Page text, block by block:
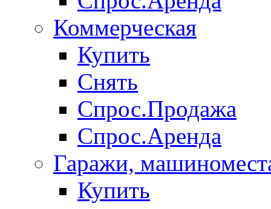
Коммерческая
Купить
Снять
Спрос.Продажа
Спрос.Аренда
Гаражи,
Купить